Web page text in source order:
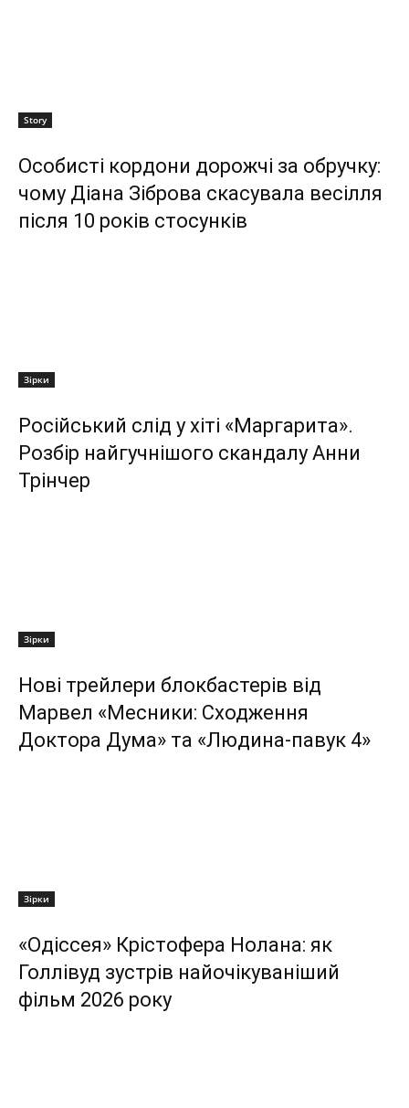
Story
Особисті кордони дорожчі за обручку:
чому Діана Зіброва скасувала весілля
після 10 років стосунків
Зірки
Російський слід у хіті «Маргарита».
Розбір найгучнішого скандалу Анни
Трінчер
Зірки
Нові трейлери блокбастерів від
Марвел «Месники: Сходження
Доктора Дума» та «Людина-павук 4»
Зірки
«Одіссея» Крістофера Нолана: як
Голлівуд зустрів найочікуваніший
фільм 2026 року